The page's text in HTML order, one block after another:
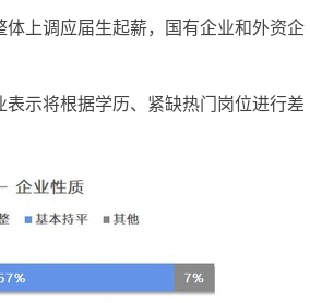
上调应届生起薪，国有企业和外资企
示将根据学历、紧缺热门岗位进行差